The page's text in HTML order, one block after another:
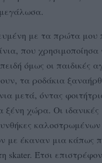
με τα πρώτα μου
που χρησιμοποίησα
όμως οι παιδικές
τα ροδάκια
μετά, όντας
ξένη χώρα. Οι ιδανικές
καλοστρωμένων
με έκαναν μια κάπως
skater. Έτσι